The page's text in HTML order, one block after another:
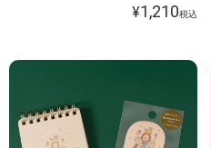
¥1,210税込